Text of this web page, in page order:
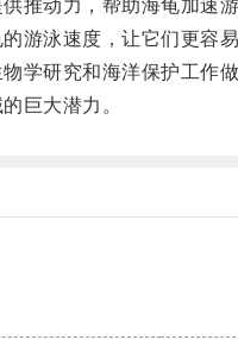
动力，帮助海龟加速游
泳速度，让它们更容易
研究和海洋保护工作做
巨大潜力。